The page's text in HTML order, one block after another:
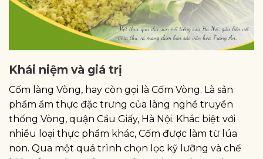
Khái niệm và giá trị
Cốm làng Vòng, hay còn gọi là Cốm Vòng. Là sản
phẩm ẩm thực đặc trưng của làng nghề truyền
thống Vòng, quận Cầu Giấy, Hà Nội. Khác biệt với
nhiều loại thực phẩm khác, Cốm được làm từ lúa
non. Qua một quá trình chọn lọc kỹ lưỡng và chế